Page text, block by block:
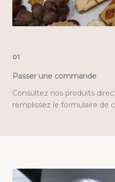
01
Passer une commande
Consultez nos produits
remplissez le formulaire de